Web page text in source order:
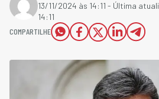
13/11/2024 às 14:11 - Última
14:11
COMPARTILHE